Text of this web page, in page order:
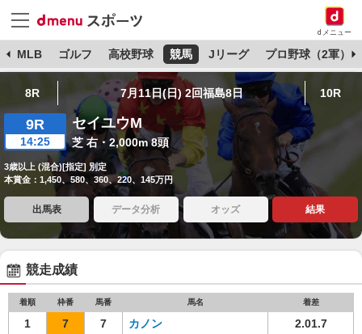
dメニュー
MLB ゴルフ 高校野球 競馬 Jリーグ プロ野球（2軍）
8R 7月11日(日) 2回福島8日 10R
9R
14:25
セイユウM
芝 右・2,000m 8頭
3歳以上 (混合)[指定] 別定
本賞金：1,450、580、360、220、145万円
出馬表 データ分析 オッズ 結果
競走成績
着順 枠番 馬番 馬名 着差
1 7 7 カノン
2.01.7